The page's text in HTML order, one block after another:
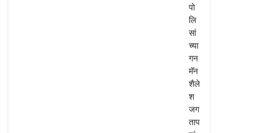
पो
लि
सां
च्या
गन
मॅन
शैले
श
जग
ताप